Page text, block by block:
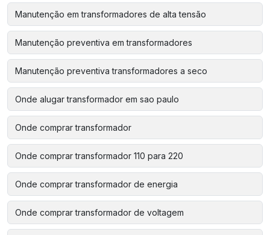
Manutenção em transformadores de alta tensão
Manutenção preventiva em transformadores
Manutenção preventiva transformadores a seco
Onde alugar transformador em sao paulo
Onde comprar transformador
Onde comprar transformador 110 para 220
Onde comprar transformador de energia
Onde comprar transformador de voltagem